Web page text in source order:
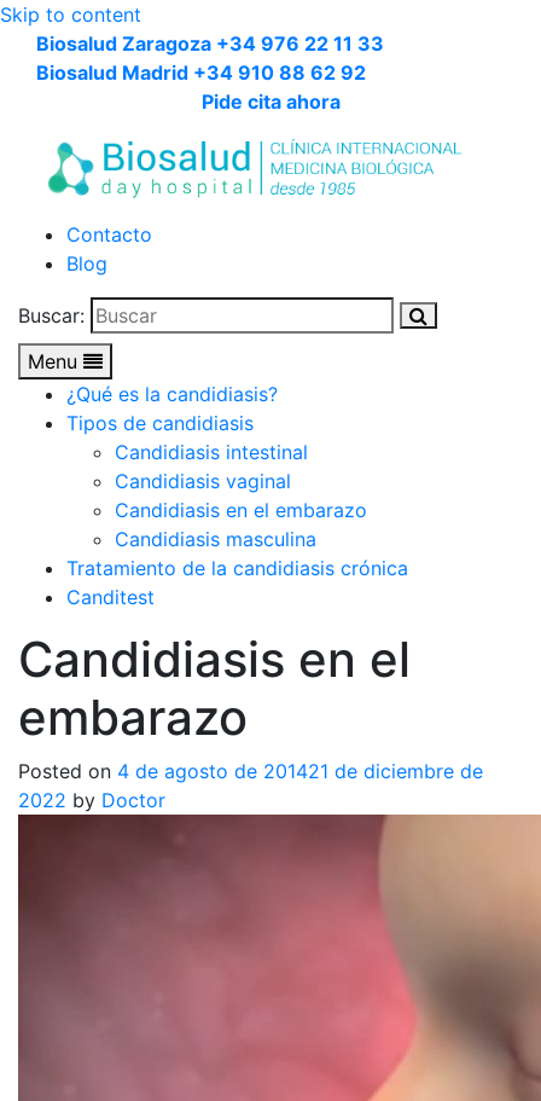
Skip to content
Biosalud Zaragoza +34 976 22 11 33
Biosalud Madrid +34 910 88 62 92
Pide cita ahora
Contacto
Blog
Buscar:
Menu
¿Qué es la candidiasis?
Tipos de candidiasis
Candidiasis intestinal
Candidiasis vaginal
Candidiasis en el embarazo
Candidiasis masculina
Tratamiento de la candidiasis crónica
Canditest
Candidiasis en el
embarazo
Posted on 4 de agosto de 201421 de diciembre de
2022 by Doctor